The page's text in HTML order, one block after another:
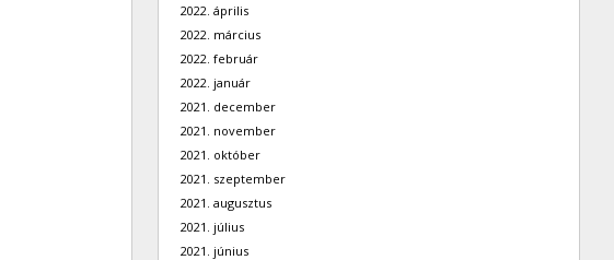
2022. április
2022. március
2022. február
2022. január
2021. december
2021. november
2021. október
2021. szeptember
2021. augusztus
2021. július
2021. június